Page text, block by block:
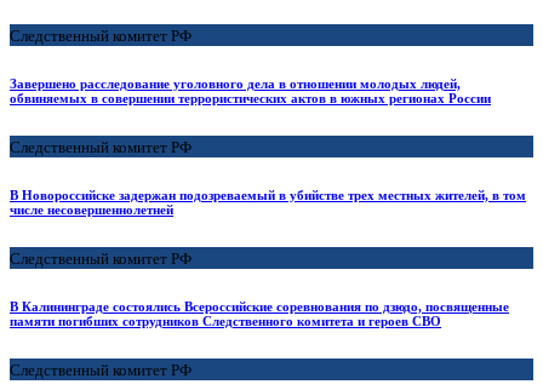
Следственный комитет РФ
Завершено расследование уголовного дела в отношении молодых людей,
обвиняемых в совершении террористических актов в южных регионах России
Следственный комитет РФ
В Новороссийске задержан подозреваемый в убийстве трех местных жителей, в том
числе несовершеннолетней
Следственный комитет РФ
В Калининграде состоялись Всероссийские соревнования по дзюдо, посвященные
памяти погибших сотрудников Следственного комитета и героев СВО
Следственный комитет РФ